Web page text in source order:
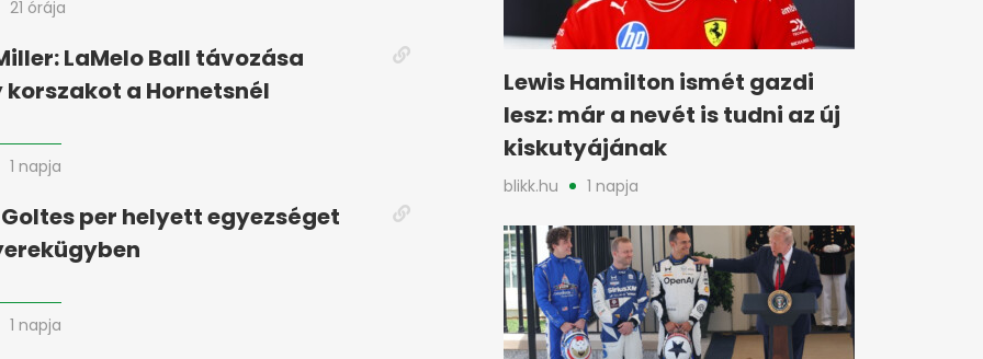
21 órája
LaMelo Ball távozása
a Hornetsnél
1 napja
per helyett egyezséget
1 napja
Lewis Hamilton ismét gazdi
lesz: már a nevét is tudni az új
kiskutyájának
blikk.hu 1 napja